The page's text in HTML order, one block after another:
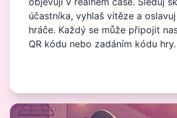
účastníka, vyhlaš vítěze a
hráče. Každý se může připojit
QR kódu nebo zadáním kódu hry.